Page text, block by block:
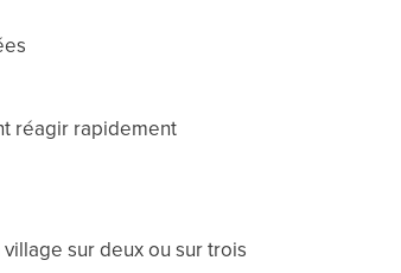
réagir rapidement
sur deux ou sur trois